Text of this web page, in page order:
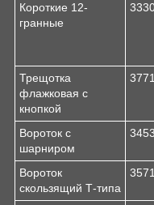
Короткие 12-
гранные
Трещотка
флажковая с
кнопкой
Вороток с
шарниром
Вороток
скользящий Т-типа